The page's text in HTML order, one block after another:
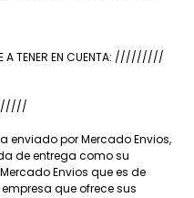
A TENER EN CUENTA: /////////
///////
enviado por Mercado Envios,
de entrega como su
Envios que es de
que ofrece sus